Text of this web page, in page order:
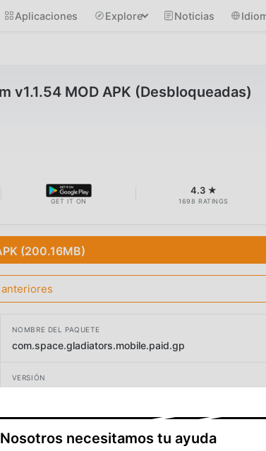
Aplicaciones Explore Noticias
v1.1.54 MOD APK (Desbloqueadas)
GET IT ON
4.3 ★
1698 RATINGS
(200.16MB)
NOMBRE DEL PAQUETE
com.space.gladiators.mobile.paid.gp
VERSIÓN
Erabit Studios
Nosotros necesitamos tu ayuda